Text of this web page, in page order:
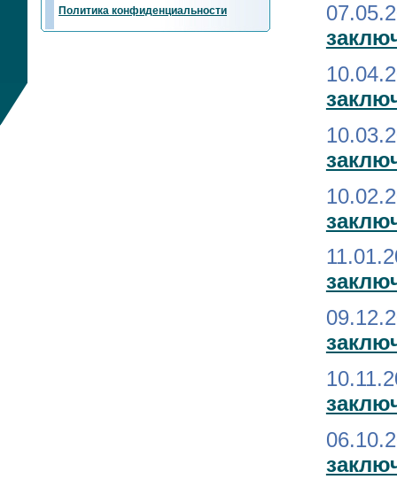
Политика конфиденциальности